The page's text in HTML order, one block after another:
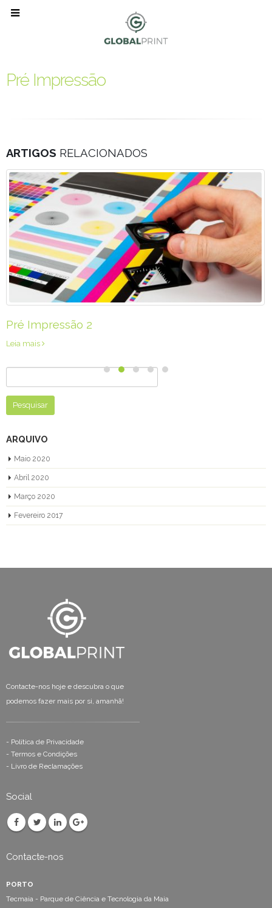
Pré Impressão
ARTIGOS RELACIONADOS
Pré Impressão 2
Leia mais
por:
ARQUIVO
Maio 2020
Abril 2020
Março 2020
Fevereiro 2017
Contacte-nos hoje e descubra o que
podemos fazer mais por si, amanhã!
- Política de Privacidade
- Termos e Condições
- Livro de Reclamações
Social
Contacte-nos
PORTO
Tecmaia - Parque de Ciência e Tecnologia da Maia